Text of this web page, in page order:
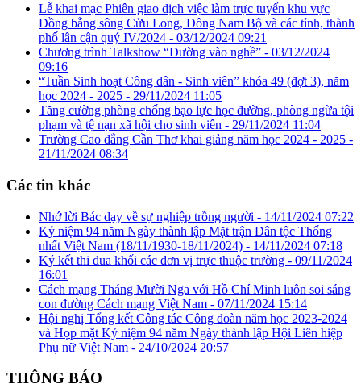
Lễ khai mạc Phiên giao dịch việc làm trực tuyến khu vực
Đồng bằng sông Cửu Long, Đông Nam Bộ và các tỉnh, thành
phố lân cận quý IV/2024 - 03/12/2024 09:21
Chương trình Talkshow “Đường vào nghề” - 03/12/2024
09:16
“Tuần Sinh hoạt Công dân - Sinh viên” khóa 49 (đợt 3), năm
học 2024 - 2025 - 29/11/2024 11:05
Tăng cường phòng chống bạo lực học đường, phòng ngừa tội
phạm và tệ nạn xã hội cho sinh viên - 29/11/2024 11:04
Trường Cao đẳng Cần Thơ khai giảng năm học 2024 - 2025 -
21/11/2024 08:34
Các tin khác
Nhớ lời Bác dạy về sự nghiệp trồng người - 14/11/2024 07:22
Kỷ niệm 94 năm Ngày thành lập Mặt trận Dân tộc Thống
nhất Việt Nam (18/11/1930-18/11/2024) - 14/11/2024 07:18
Ký kết thi đua khối các đơn vị trực thuộc trường - 09/11/2024
16:01
Cách mạng Tháng Mười Nga với Hồ Chí Minh luôn soi sáng
con đường Cách mạng Việt Nam - 07/11/2024 15:14
Hội nghị Tổng kết Công tác Công đoàn năm học 2023-2024
và Họp mặt Kỷ niệm 94 năm Ngày thành lập Hội Liên hiệp
Phụ nữ Việt Nam - 24/10/2024 20:57
THÔNG BÁO